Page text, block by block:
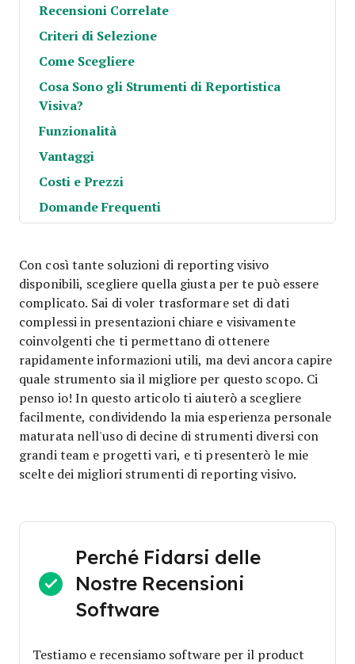
Recensioni Correlate
Criteri di Selezione
Come Scegliere
Cosa Sono gli Strumenti di Reportistica
Visiva?
Funzionalità
Vantaggi
Costi e Prezzi
Domande Frequenti
Con così tante soluzioni di reporting visivo
disponibili, scegliere quella giusta per te può essere
complicato. Sai di voler trasformare set di dati
complessi in presentazioni chiare e visivamente
coinvolgenti che ti permettano di ottenere
rapidamente informazioni utili, ma devi ancora capire
quale strumento sia il migliore per questo scopo. Ci
penso io! In questo articolo ti aiuterò a scegliere
facilmente, condividendo la mia esperienza personale
maturata nell'uso di decine di strumenti diversi con
grandi team e progetti vari, e ti presenterò le mie
scelte dei migliori strumenti di reporting visivo.
Perché Fidarsi delle
Nostre Recensioni
Software
Testiamo e recensiamo software per il product